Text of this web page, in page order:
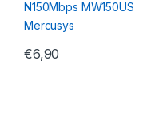
€6,90